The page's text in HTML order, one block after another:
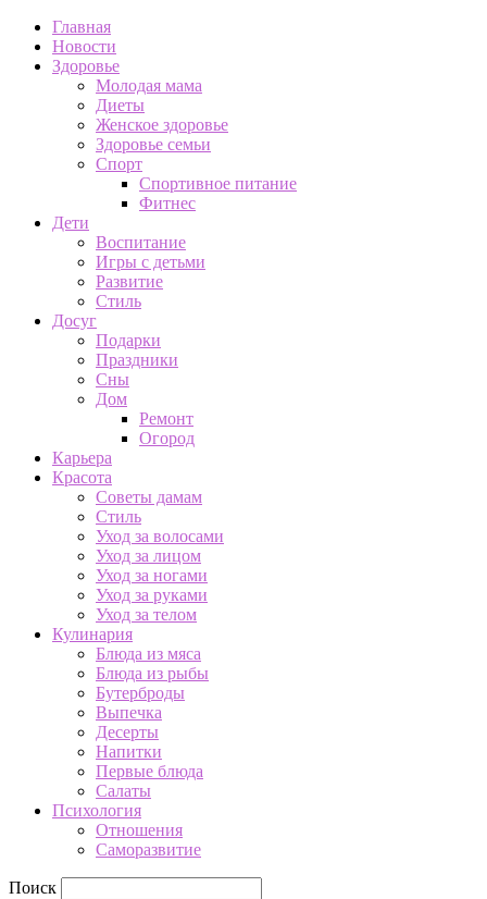
Главная
Новости
Здоровье
Молодая мама
Диеты
Женское здоровье
Здоровье семьи
Спорт
Спортивное питание
Фитнес
Дети
Воспитание
Игры с детьми
Развитие
Стиль
Досуг
Подарки
Праздники
Сны
Дом
Ремонт
Огород
Карьера
Красота
Советы дамам
Стиль
Уход за волосами
Уход за лицом
Уход за ногами
Уход за руками
Уход за телом
Кулинария
Блюда из мяса
Блюда из рыбы
Бутерброды
Выпечка
Десерты
Напитки
Первые блюда
Салаты
Психология
Отношения
Саморазвитие
Поиск